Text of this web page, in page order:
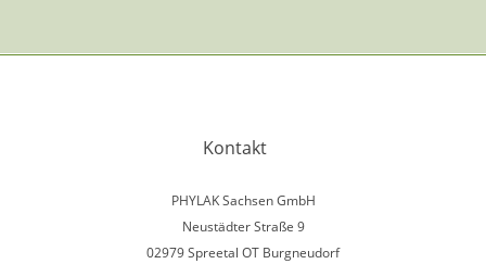
Kontakt
PHYLAK Sachsen GmbH
Neustädter Straße 9
02979 Spreetal OT Burgneudorf